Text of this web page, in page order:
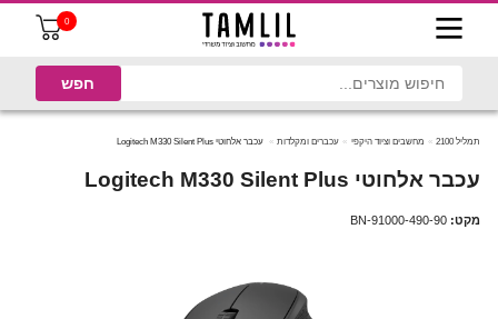
0
תמליל 2100 מחשבים וציוד היקפי עכברים ומקלדות עכבר אלחוטי Logitech M330 Silent Plus
עכבר אלחוטי Logitech M330 Silent Plus
מקט: BN-91000-490-90